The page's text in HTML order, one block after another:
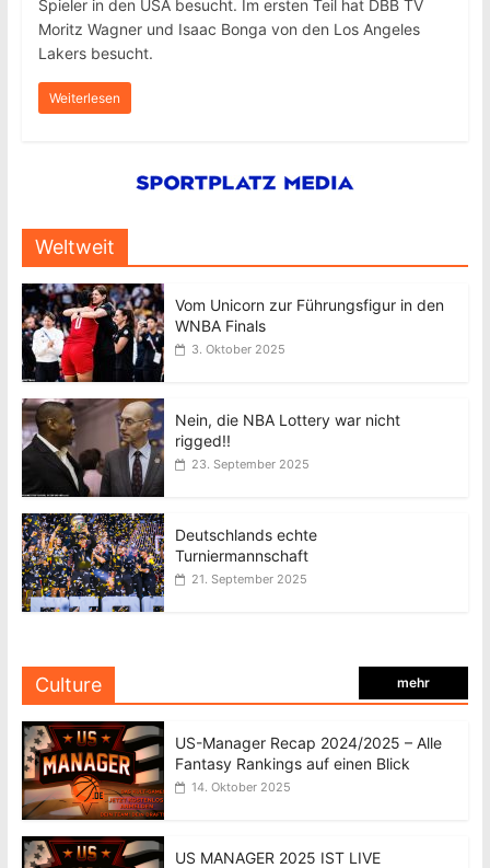
Spieler in den USA besucht. Im ersten Teil hat DBB TV
Moritz Wagner und Isaac Bonga von den Los Angeles
Lakers besucht.
Weiterlesen
Weltweit
Vom Unicorn zur Führungsfigur in den
WNBA Finals
3. Oktober 2025
Nein, die NBA Lottery war nicht
rigged!!
23. September 2025
Deutschlands echte
Turniermannschaft
21. September 2025
Culture mehr
US-Manager Recap 2024/2025 – Alle
Fantasy Rankings auf einen Blick
14. Oktober 2025
US MANAGER 2025 IST LIVE